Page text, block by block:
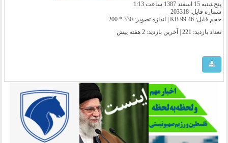
پنج‌شنبه 15 اسفند 1387 ساعت 1:13
شماره فایل: 203318
حجم فایل: 99.46 KB | اندازه تصویر: 330 * 200
تعداد بازدید: 221 | آخرین بازدید:
2 هفته پیش